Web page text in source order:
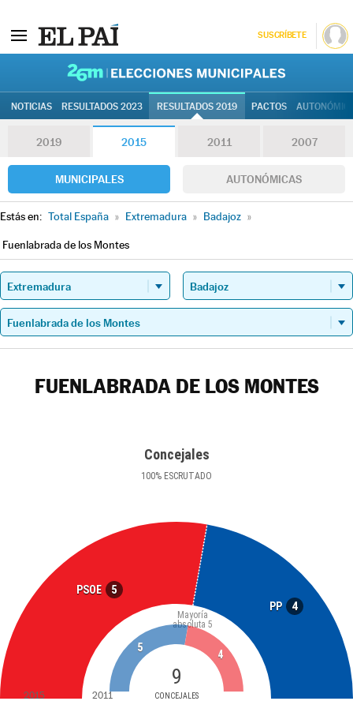
SUSCRÍBETE
NOTICIAS RESULTADOS 2023 RESULTADOS 2019 PACTOS
2019 2015 2011 2007
MUNICIPALES AUTONÓMICAS
Estás en: Total España » Extremadura » Badajoz »
Fuenlabrada de los Montes
FUENLABRADA DE LOS MONTES
Concejales
100% ESCRUTADO
PSOE 5
PP 4
9
CONCEJALES
Mayoría
absoluta 5
5
4
2015 2011